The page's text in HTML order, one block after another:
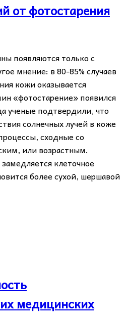
от фотостарения
появляются только с
мнение: в 80-85% случаев
кожи оказывается
«фотостарение» появился
ученые подтвердили, что
солнечных лучей в коже
сходные со
или возрастным.
клеточное
более сухой, шершавой
медицинских